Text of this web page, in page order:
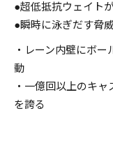
●超低抵抗ウェイト
●瞬時に泳ぎだす脅
・レーン内壁にボ
動
・一億回以上のキ
を誇る